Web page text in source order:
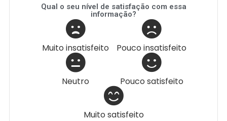
Qual o seu nível de satisfação com essa
informação?
Muito insatisfeito Pouco insatisfeito
Neutro Pouco satisfeito
Muito satisfeito